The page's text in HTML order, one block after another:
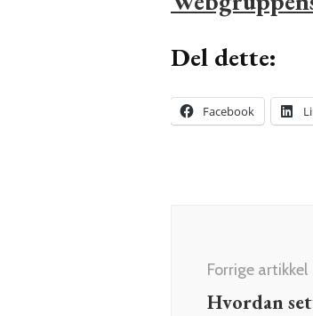
Del dette:
Facebook
Forrige artikkel
Hvordan